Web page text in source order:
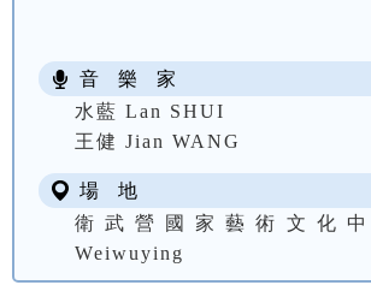
音 樂 家
水藍 Lan SHUI
王健 Jian WANG
場 地
衛武營國家藝術文化
Weiwuying